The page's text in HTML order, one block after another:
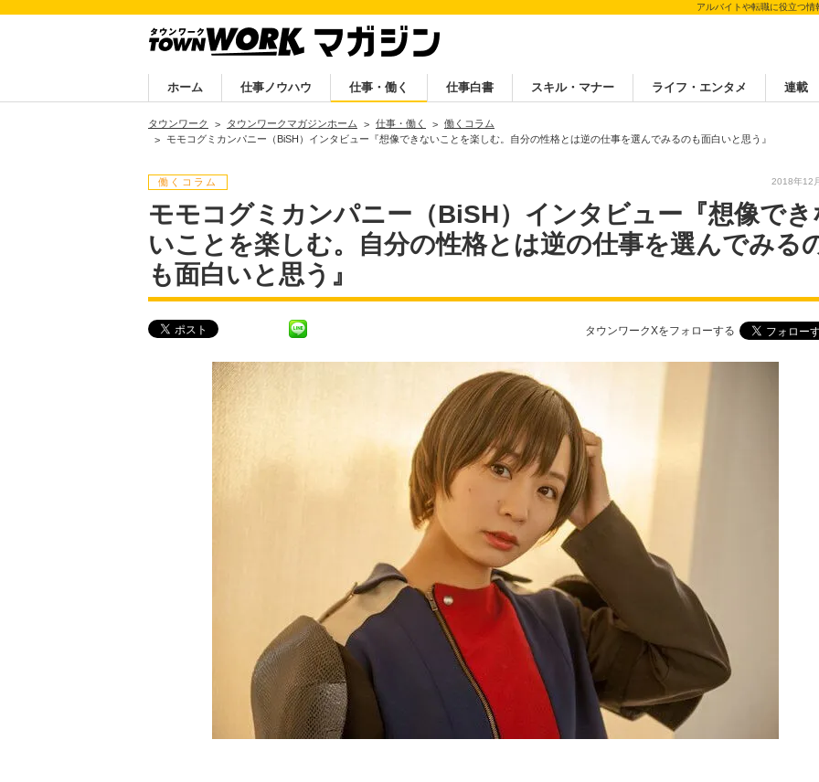
アルバイトや転職に役立つ情
ホーム 仕事ノウハウ 仕事・働く 仕事白書 スキル・マナー ライフ・エンタメ 連載
タウンワーク タウンワークマガジンホーム 仕事・働く
働くコラム
モモコグミカンパニー（BiSH）インタビュー『想像できないことを楽しむ。自分の性格とは逆の仕事を選んでみるのも面白いと思う』
働くコラム 2018年12
モモコグミカンパニー（BiSH）インタビュー『想像でき
いことを楽しむ。自分の性格とは逆の仕事を選んでみる
も面白いと思う』
タウンワークXをフォローする